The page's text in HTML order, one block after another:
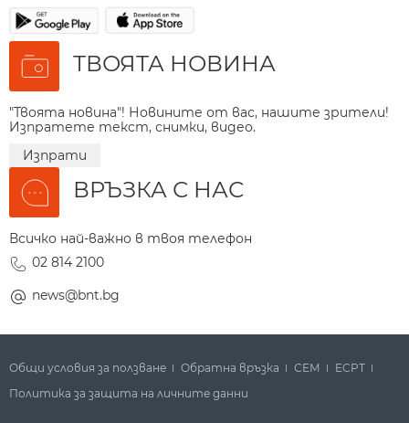
ТВОЯТА НОВИНА
"Твоята новина"! Новините от вас, нашите зрители!
Изпратете текст, снимки, видео.
Изпрати
ВРЪЗКА С НАС
Всичко най-важно в твоя телефон
02 814 2100
news@bnt.bg
Общи условия за ползване Обратна връзка СЕМ
ECPT
Политика за защита на личните данни